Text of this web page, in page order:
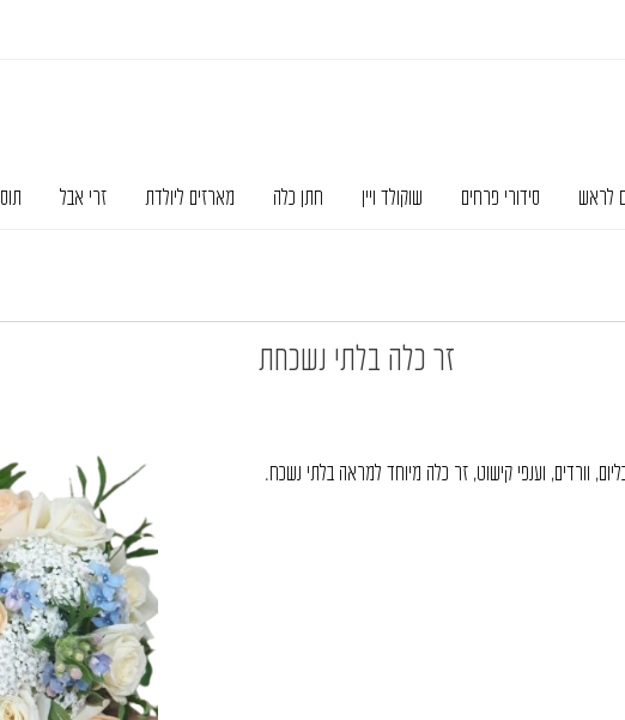
לראש סידורי פרחים שוקולד ויין חתן כלה מארזים ליולדת זרי אבל
זר כלה בלתי נשכחת
וורדים, וענפי קישוט, זר כלה מיוחד למראה בלתי נשכח.